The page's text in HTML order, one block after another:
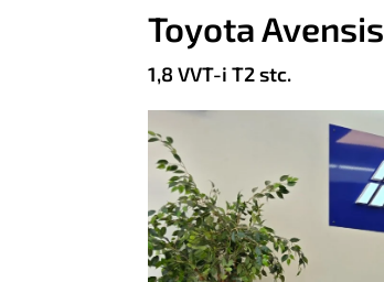
Toyota Avensis
1,8 VVT-i T2 stc.